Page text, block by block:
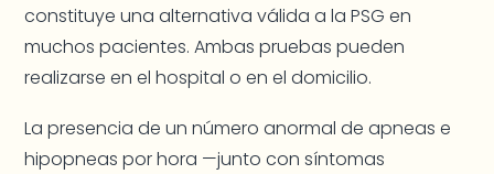
constituye una alternativa válida a la PSG en
muchos pacientes. Ambas pruebas pueden
realizarse en el hospital o en el domicilio.
La presencia de un número anormal de apneas e
hipopneas por hora —junto con síntomas